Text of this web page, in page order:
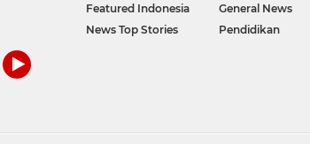
Featured Indonesia General News
News Top Stories
Pendidikan